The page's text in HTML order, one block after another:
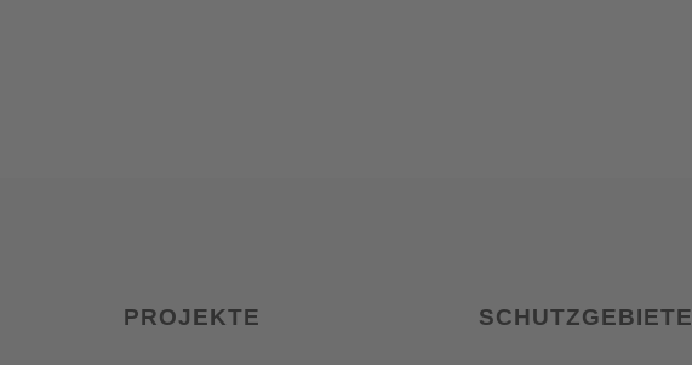
PROJEKTE SCHUTZGEBIETE